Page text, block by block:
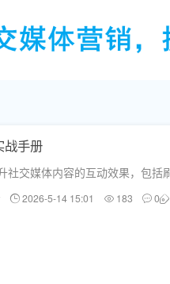
战手册
交媒体内容的互动效果，包
2026-5-14 15:01 183 0